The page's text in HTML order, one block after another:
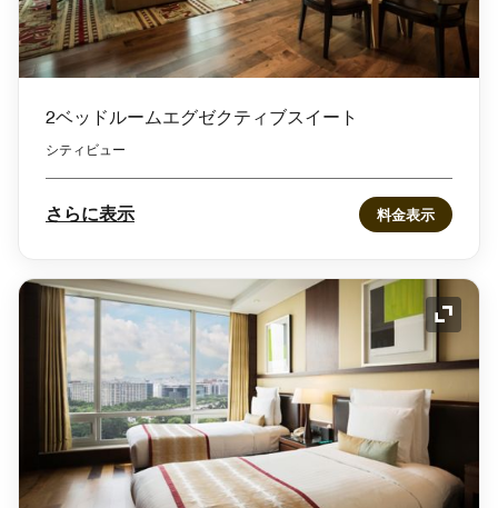
2ベッドルームエグゼクティブスイート
シティビュー
さらに表示 料金表示
アイ